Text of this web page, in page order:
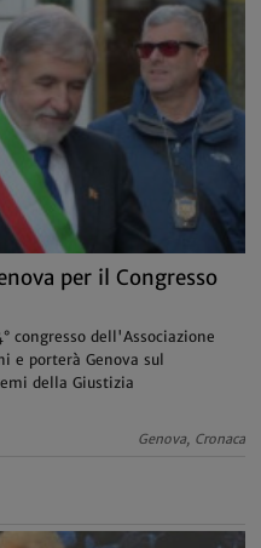
per il Congresso
congresso dell'Associazione
e porterà Genova sul
della Giustizia
Genova, Cronaca